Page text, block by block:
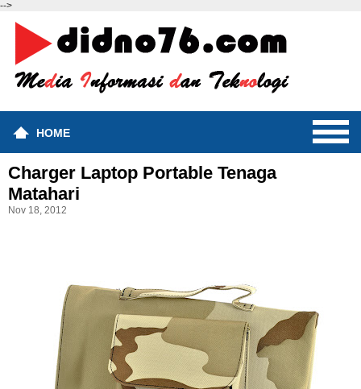
-->
HOME
Charger Laptop Portable Tenaga
Matahari
Nov 18, 2012